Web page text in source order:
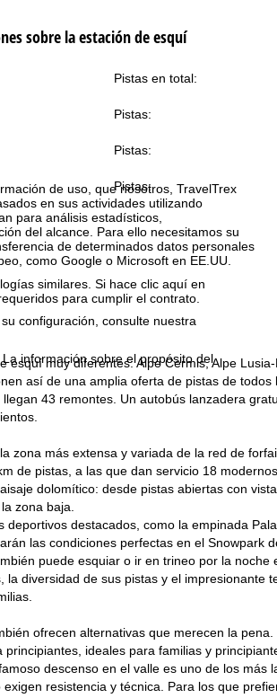
de uso, que nosotros, TravelTrex
en sus actividades utilizando
para análisis estadísticos,
del alcance. Para ello necesitamos su
de determinados datos personales
como Google o Microsoft en EE.UU.
similares. Si hace clic aquí en
para cumplir el contrato.
configuración, consulte nuestra
La información sobre el propósito del
sobre la estación de esquí
Pistas en total:
Pistas:
Pistas:
Pistas:
muy diferentes: Alpe Cermis, Alpe
así de una amplia oferta de pistas de
43 remontes. Un autobús lanzadera
zona más extensa y variada de la red de
de pistas, a las que dan servicio 18
dolomítico: desde pistas abiertas con
zona baja.
destacados, como la empinada
las condiciones perfectas en el Snowpark
puede esquiar o ir en trineo por la noche
diversidad de sus pistas y el impresionante
ofrecen alternativas que merecen la
ideales para familias y
descenso en el valle es uno de los más
resistencia y técnica. Para los que